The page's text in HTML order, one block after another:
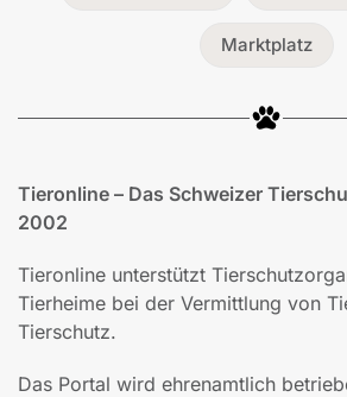
Marktplatz
Tieronline – Das Schweizer
2002
Tieronline unterstützt
Tierheime bei der Vermittlung von
Tierschutz.
Das Portal wird ehrenamtlich